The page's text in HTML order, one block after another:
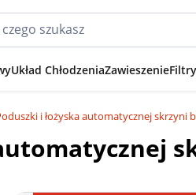
Układ ChłodzeniaZawieszenieFiltry
i łożyska automatycznej skrzyni